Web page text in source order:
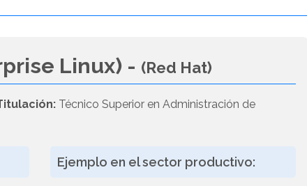
Linux) - (Red Hat)
Técnico Superior en Administración de
Ejemplo en el sector productivo: